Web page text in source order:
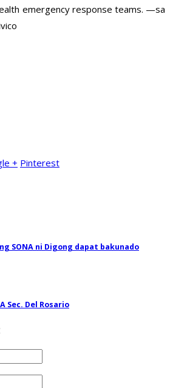
emergency response teams. —sa
+ Pinterest
SONA ni Digong dapat bakunado
Sec. Del Rosario